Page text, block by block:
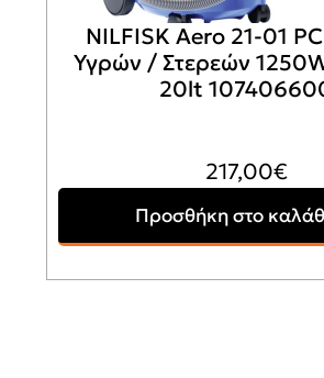
NILFISK Aero 21-01
Υγρών / Στερεών
20lt
217,00€
Προσθήκη στο